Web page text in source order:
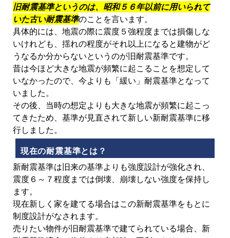
旧耐震基準というのは、昭和５６年以前に用いられて
いた古い耐震基準のことを言います。
具体的には、地震の際に震度５強程度までは損傷しな
いけれども、揺れの程度がそれ以上になると建物がど
うなるか分からないというのが旧耐震基準です。
昔は今ほど大きな地震が頻繁に起こることを想定して
いなかったので、今よりも「緩い」耐震基準となって
いました。
その後、当時の想定よりも大きな地震が頻繁に起こっ
てきたため、基準が見直されて新しい新耐震基準に移
行しました。
現在の耐震基準とは？
新耐震基準は旧来の基準よりも強度設計が強化され、
震度６～７程度までは倒壊、崩壊しない強度を保持し
ます。
現在新しく家を建てる場合はこの新耐震基準をもとに
制度設計がなされます。
売りたい物件が旧耐震基準で建てられている場合、新